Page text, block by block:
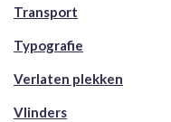
Transport
Typografie
Verlaten plekken
Vlinders